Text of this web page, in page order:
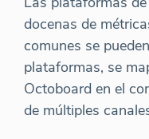
docenas de
comunes se
plataformas, se
Octoboard en el
de múltiples